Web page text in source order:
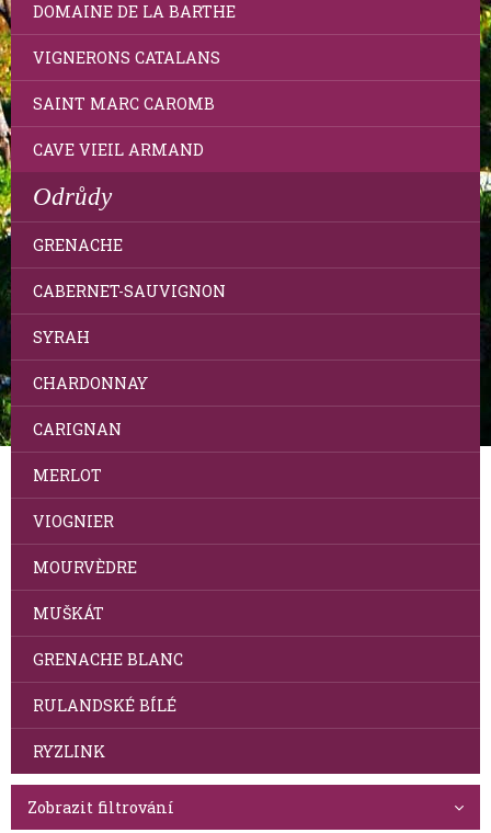
DOMAINE DE LA BARTHE
VIGNERONS CATALANS
SAINT MARC CAROMB
CAVE VIEIL ARMAND
Odrůdy
GRENACHE
CABERNET-SAUVIGNON
SYRAH
CHARDONNAY
CARIGNAN
MERLOT
VIOGNIER
MOURVÈDRE
MUŠKÁT
GRENACHE BLANC
RULANDSKÉ BÍLÉ
RYZLINK
Zobrazit filtrování